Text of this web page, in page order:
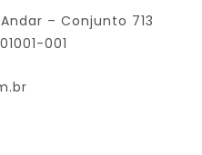
– Conjunto 713
001